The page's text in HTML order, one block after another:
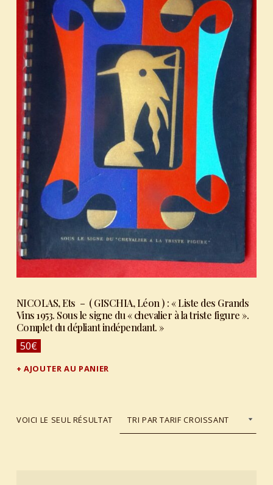
NICOLAS, Ets – ( GISCHIA, Léon ) : « Liste des Grands
Vins 1953. Sous le signe du « chevalier à la triste figure ».
Complet du dépliant indépendant. »
50€
AJOUTER AU PANIER
VOICI LE SEUL RÉSULTAT